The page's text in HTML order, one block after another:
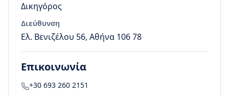
Δικηγόρος
Διεύθυνση
Ελ. Βενιζέλου 56, Αθήνα 106 78
Επικοινωνία
+30 693 260 2151